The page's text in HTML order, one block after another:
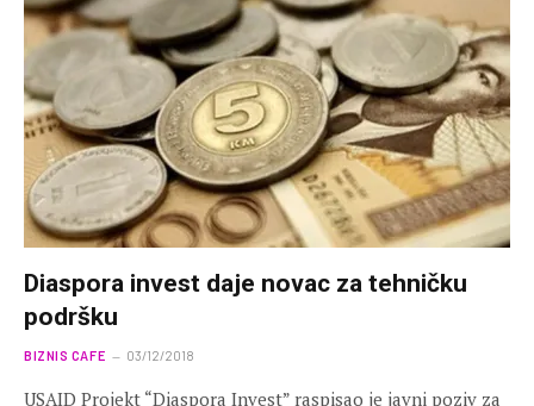
Diaspora invest daje novac za tehničku
podršku
BIZNIS CAFE 03/12/2018
USAID Projekt “Diaspora Invest” raspisao je javni poziv za